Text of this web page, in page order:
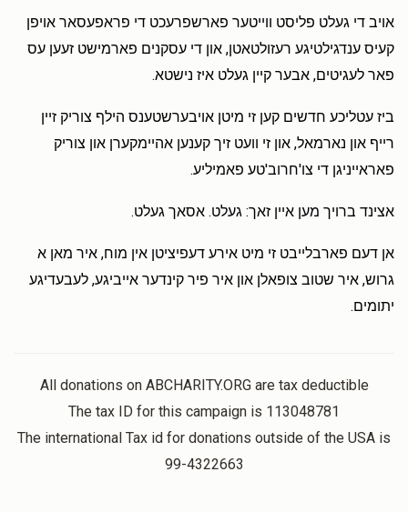
אויב די געלט פליסט ווייטער פארשפרעכט די פראפעסאר אויפן
קעיס ענדגילטיגע רעזולטאטן, און די עסקנים פארמישט זעען עס
פאר לעגיטים, אבער קיין געלט איז נישטא.
ביז עטליכע חדשים קען זי מיטן אויבערשטענס הילף צוריק זיין
רייף און נארמאל, און זי וועט זיך קענען אהיימקערן און צוריק
פאראייניגן די צו'חרוב'טע פאמיליע.
אצינד ברויך מען איין זאך: געלט. אסאך געלט.
אן דעם פארבלייבט זי מיט אירע דעפיציטן אין מוח, איר מאן א
גרוש, איר שטוב צופאלן און איר פיר קינדער אייביגע, לעבעדיגע
יתומים.
All donations on ABCHARITY.ORG are tax deductible
The tax ID for this campaign is 113048781
The international Tax id for donations outside of the USA is
99-4322663